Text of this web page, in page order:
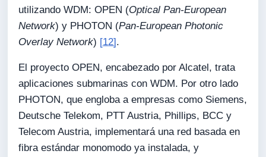
utilizando WDM: OPEN (Optical Pan-European
Network) y PHOTON (Pan-European Photonic
Overlay Network) [12].
El proyecto OPEN, encabezado por Alcatel, trata
aplicaciones submarinas con WDM. Por otro lado
PHOTON, que engloba a empresas como Siemens,
Deutsche Telekom, PTT Austria, Phillips, BCC y
Telecom Austria, implementará una red basada en
fibra estándar monomodo ya instalada, y